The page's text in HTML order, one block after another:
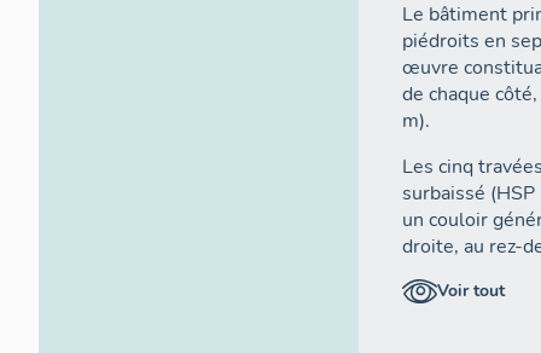
Le bâtiment
piédroits en
œuvre
de chaque
m).
Les cinq
surbaissé
un couloir
droite, au rez-
la
gauche, par le
Voir tout